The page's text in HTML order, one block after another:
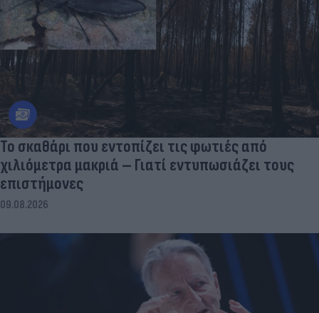
Το σκαθάρι που εντοπίζει τις φωτιές από
χιλιόμετρα μακριά – Γιατί εντυπωσιάζει τους
επιστήμονες
09.08.2026